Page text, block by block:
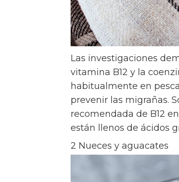
Las investigaciones
vitamina B12 y la
habitualmente en
prevenir las migrañas.
recomendada de B12
están llenos de ácidos
2 Nueces y aguacates